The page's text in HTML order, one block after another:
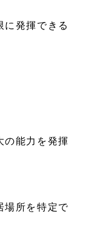
発揮できる
の能力を発揮
場所を特定で